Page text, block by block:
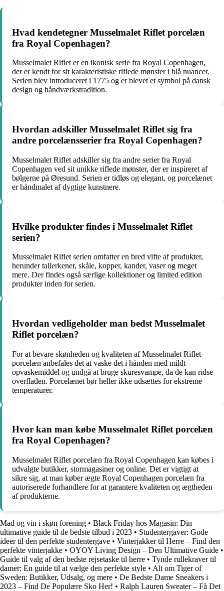
Hvad kendetegner Musselmalet Riflet porcelæn
fra Royal Copenhagen?
Musselmalet Riflet er en ikonisk serie fra Royal Copenhagen,
der er kendt for sit karakteristiske riflede mønster i blå nuancer.
Serien blev introduceret i 1775 og er blevet et symbol på dansk
design og håndværkstradition.
Hvordan adskiller Musselmalet Riflet sig fra
andre porcelænsserier fra Royal Copenhagen?
Musselmalet Riflet adskiller sig fra andre serier fra Royal
Copenhagen ved sit unikke riflede mønster, der er inspireret af
bølgerne på Øresund. Serien er tidløs og elegant, og porcelænet
er håndmalet af dygtige kunstnere.
Hvilke produkter findes i Musselmalet Riflet
serien?
Musselmalet Riflet serien omfatter en bred vifte af produkter,
herunder tallerkener, skåle, kopper, kander, vaser og meget
mere. Der findes også særlige kollektioner og limited edition
produkter inden for serien.
Hvordan vedligeholder man bedst Musselmalet
Riflet porcelæn?
For at bevare skønheden og kvaliteten af Musselmalet Riflet
porcelæn anbefales det at vaske det i hånden med mildt
opvaskemiddel og undgå at bruge skuresvampe, da de kan ridse
overfladen. Porcelænet bør heller ikke udsættes for ekstreme
temperaturer.
Hvor kan man købe Musselmalet Riflet porcelæn
fra Royal Copenhagen?
Musselmalet Riflet porcelæn fra Royal Copenhagen kan købes i
udvalgte butikker, stormagasiner og online. Det er vigtigt at
sikre sig, at man køber ægte Royal Copenhagen porcelæn fra
autoriserede forhandlere for at garantere kvaliteten og ægtheden
af produkterne.
Mad og vin i skøn forening • Black Friday hos Magasin: Din
ultimative guide til de bedste tilbud i 2023 • Studentergaver: Gode
ideer til den perfekte studentergave • Vinterjakker til Herre – Find den
perfekte vinterjakke • OYOY Living Design – Den Ultimative Guide •
Guide til valg af den bedste rejsetaske til herre • Tynde rullekraver til
damer: En guide til at vælge den perfekte style • Alt om Tiger of
Sweden: Butikker, Udsalg, og mere • De Bedste Dame Sneakers i
2023 – Find De Populære Sko Her! • Ralph Lauren Sweater – Få Det